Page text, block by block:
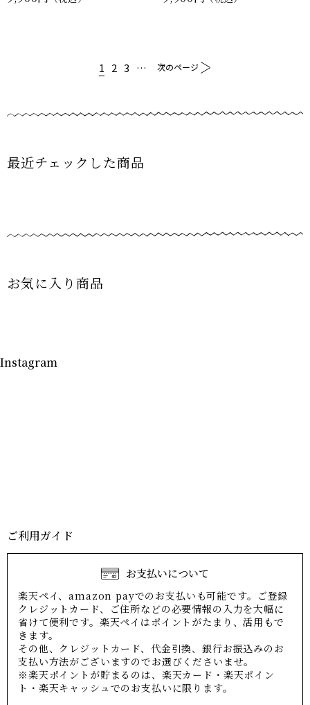
1 2 3 … 次のページ
最近チェックした商品
お気に入り商品
Instagram
ご利用ガイド
お支払いについて
楽天ペイ、amazon payでのお支払いも可能です。ご登録
クレジットカード、ご住所などの必要情報の入力を大幅に
省けて便利です。楽天ペイはポイントがたまり、活用もで
きます。
その他、クレジットカード、代金引換、銀行お振込みのお
支払い方法がございますのでお選びくださいませ。
※楽天ポイントが貯まるのは、楽天カード・楽天ポイン
ト・楽天キャッシュでのお支払いに限ります。